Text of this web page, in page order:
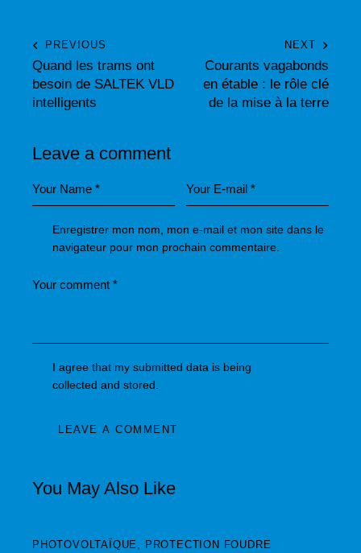
PREVIOUS
Quand les trams ont
besoin de SALTEK VLD
intelligents
NEXT
Courants vagabonds
en étable : le rôle clé
de la mise à la terre
Leave a comment
Enregistrer mon nom, mon e-mail et mon site dans le
navigateur pour mon prochain commentaire.
I agree that my submitted data is being
collected and stored
r
You May Also Like
PHOTOVOLTAÏQUE PROTECTION FOUDRE